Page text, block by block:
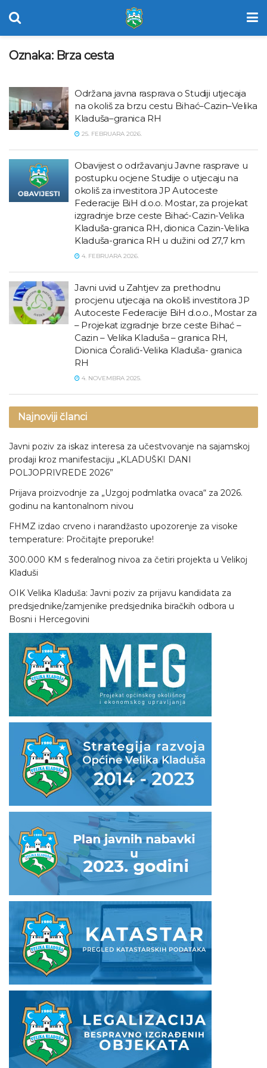
Oznaka: Brza cesta
Održana javna rasprava o Studiji utjecaja
na okoliš za brzu cestu Bihać–Cazin–Velika
Kladuša–granica RH
25. FEBRUARA 2026.
Obavijest o održavanju Javne rasprave u
postupku ocjene Studije o utjecaju na
okoliš za investitora JP Autoceste
Federacije BiH d.o.o. Mostar, za projekat
izgradnje brze ceste Bihać-Cazin-Velika
Kladuša-granica RH, dionica Cazin-Velika
Kladuša-granica RH u dužini od 27,7 km
4. FEBRUARA 2026.
Javni uvid u Zahtjev za prethodnu
procjenu utjecaja na okoliš investitora JP
Autoceste Federacije BiH d.o.o., Mostar za
– Projekat izgradnje brze ceste Bihać –
Cazin – Velika Kladuša – granica RH,
Dionica Ćoralići-Velika Kladuša- granica
RH
4. NOVEMBRA 2025.
Najnoviji članci
Javni poziv za iskaz interesa za učestvovanje na sajamskoj
prodaji kroz manifestaciju „KLADUŠKI DANI
POLJOPRIVREDE 2026”
Prijava proizvodnje za „Uzgoj podmlatka ovaca“ za 2026.
godinu na kantonalnom nivou
FHMZ izdao crveno i narandžasto upozorenje za visoke
temperature: Pročitajte preporuke!
300.000 KM s federalnog nivoa za četiri projekta u Velikoj
Kladuši
OIK Velika Kladuša: Javni poziv za prijavu kandidata za
predsjednike/zamjenike predsjednika biračkih odbora u
Bosni i Hercegovini